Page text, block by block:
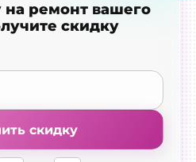
на ремонт вашего
скидку
скидку